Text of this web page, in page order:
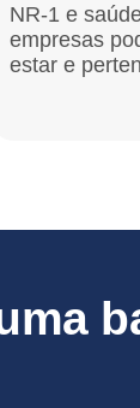
NR-1 e
empresas
estar e